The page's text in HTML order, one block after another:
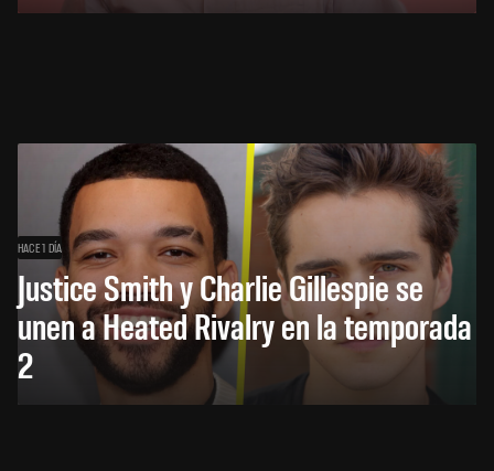
HACE 1 DÍA
Justice Smith y Charlie Gillespie se
unen a Heated Rivalry en la temporada
2